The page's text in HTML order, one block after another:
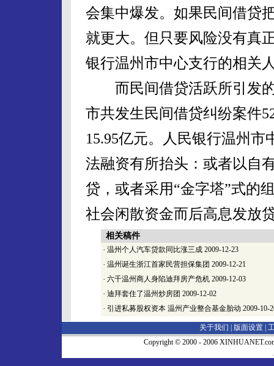
会集中爆发。如果民间借贷
就更大。但只要风险没有真
银行温州市中心支行的相关
而民间借贷活跃所引发的
市共发生民间借贷纠纷案件
15.95亿元。人民银行温州
法融资有所抬头：或者以自
贷，或者采用“金字塔”式的
社会闲散资金而后高息发放
相关稿件
· 温州个人汽车贷款同比涨三成 2009-12-23
· 温州诞生浙江首家民营担保集团 2009-12-21
· 六千温州商人身陷迪拜房产危机 2009-12-03
· 迪拜套住了温州炒房团 2009-12-02
· 引进私募股权资本 温州产业整合基金胎动 2009-10-
关于我们 | 版面设置
Copyright © 2000 - 2006